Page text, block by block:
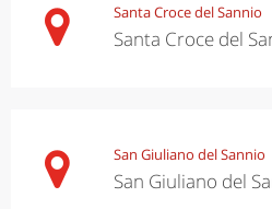
Santa Croce del Sannio
Santa Croce del
San Giuliano del Sannio
San Giuliano del